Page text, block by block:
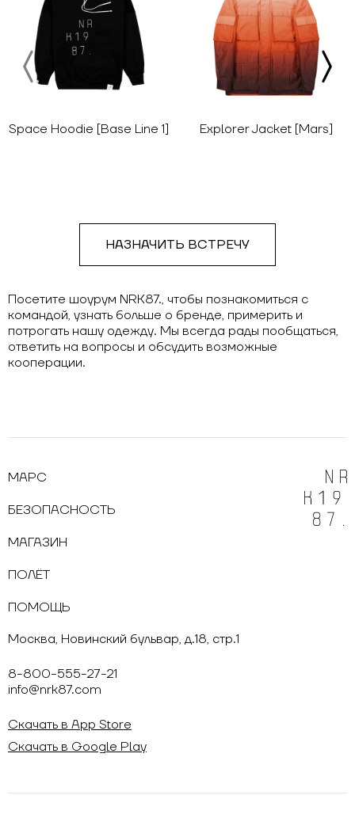
Space Hoodie [Base Line 1] Explorer Jacket [Mars]
Посетите шоурум NRK87., чтобы познакомиться с
командой, узнать больше о бренде, примерить и
потрогать нашу одежду. Мы всегда рады пообщаться,
ответить на вопросы и обсудить возможные
кооперации.
НАЗНАЧИТЬ ВСТРЕЧУ
МАРС
БЕЗОПАСНОСТЬ
МАГАЗИН
ПОЛЁТ
ПОМОЩЬ
Москва, Новинский бульвар, д.18, стр.1
8-800-555-27-21
info@nrk87.com
Скачать в App Store
Скачать в Google Play